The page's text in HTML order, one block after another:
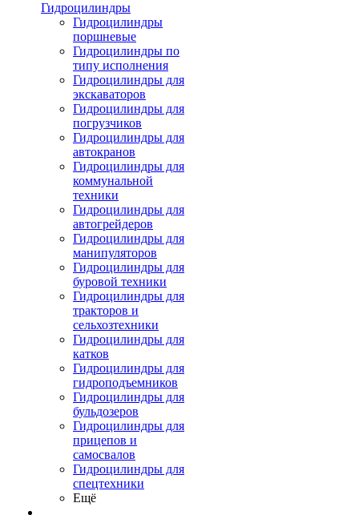
Гидроцилиндры
Гидроцилиндры
поршневые
Гидроцилиндры по
типу исполнения
Гидроцилиндры для
экскаваторов
Гидроцилиндры для
погрузчиков
Гидроцилиндры для
автокранов
Гидроцилиндры для
коммунальной
техники
Гидроцилиндры для
автогрейдеров
Гидроцилиндры для
манипуляторов
Гидроцилиндры для
буровой техники
Гидроцилиндры для
тракторов и
сельхозтехники
Гидроцилиндры для
катков
Гидроцилиндры для
гидроподъемников
Гидроцилиндры для
бульдозеров
Гидроцилиндры для
прицепов и
самосвалов
Гидроцилиндры для
спецтехники
Ещё